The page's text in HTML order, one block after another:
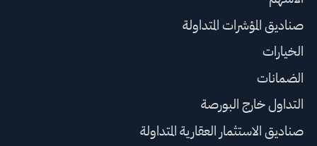
صناديق المؤشرات المتداولة
الخيارات
الضمانات
التداول خارج البورصة
صناديق الاستثمار العقارية المتداولة